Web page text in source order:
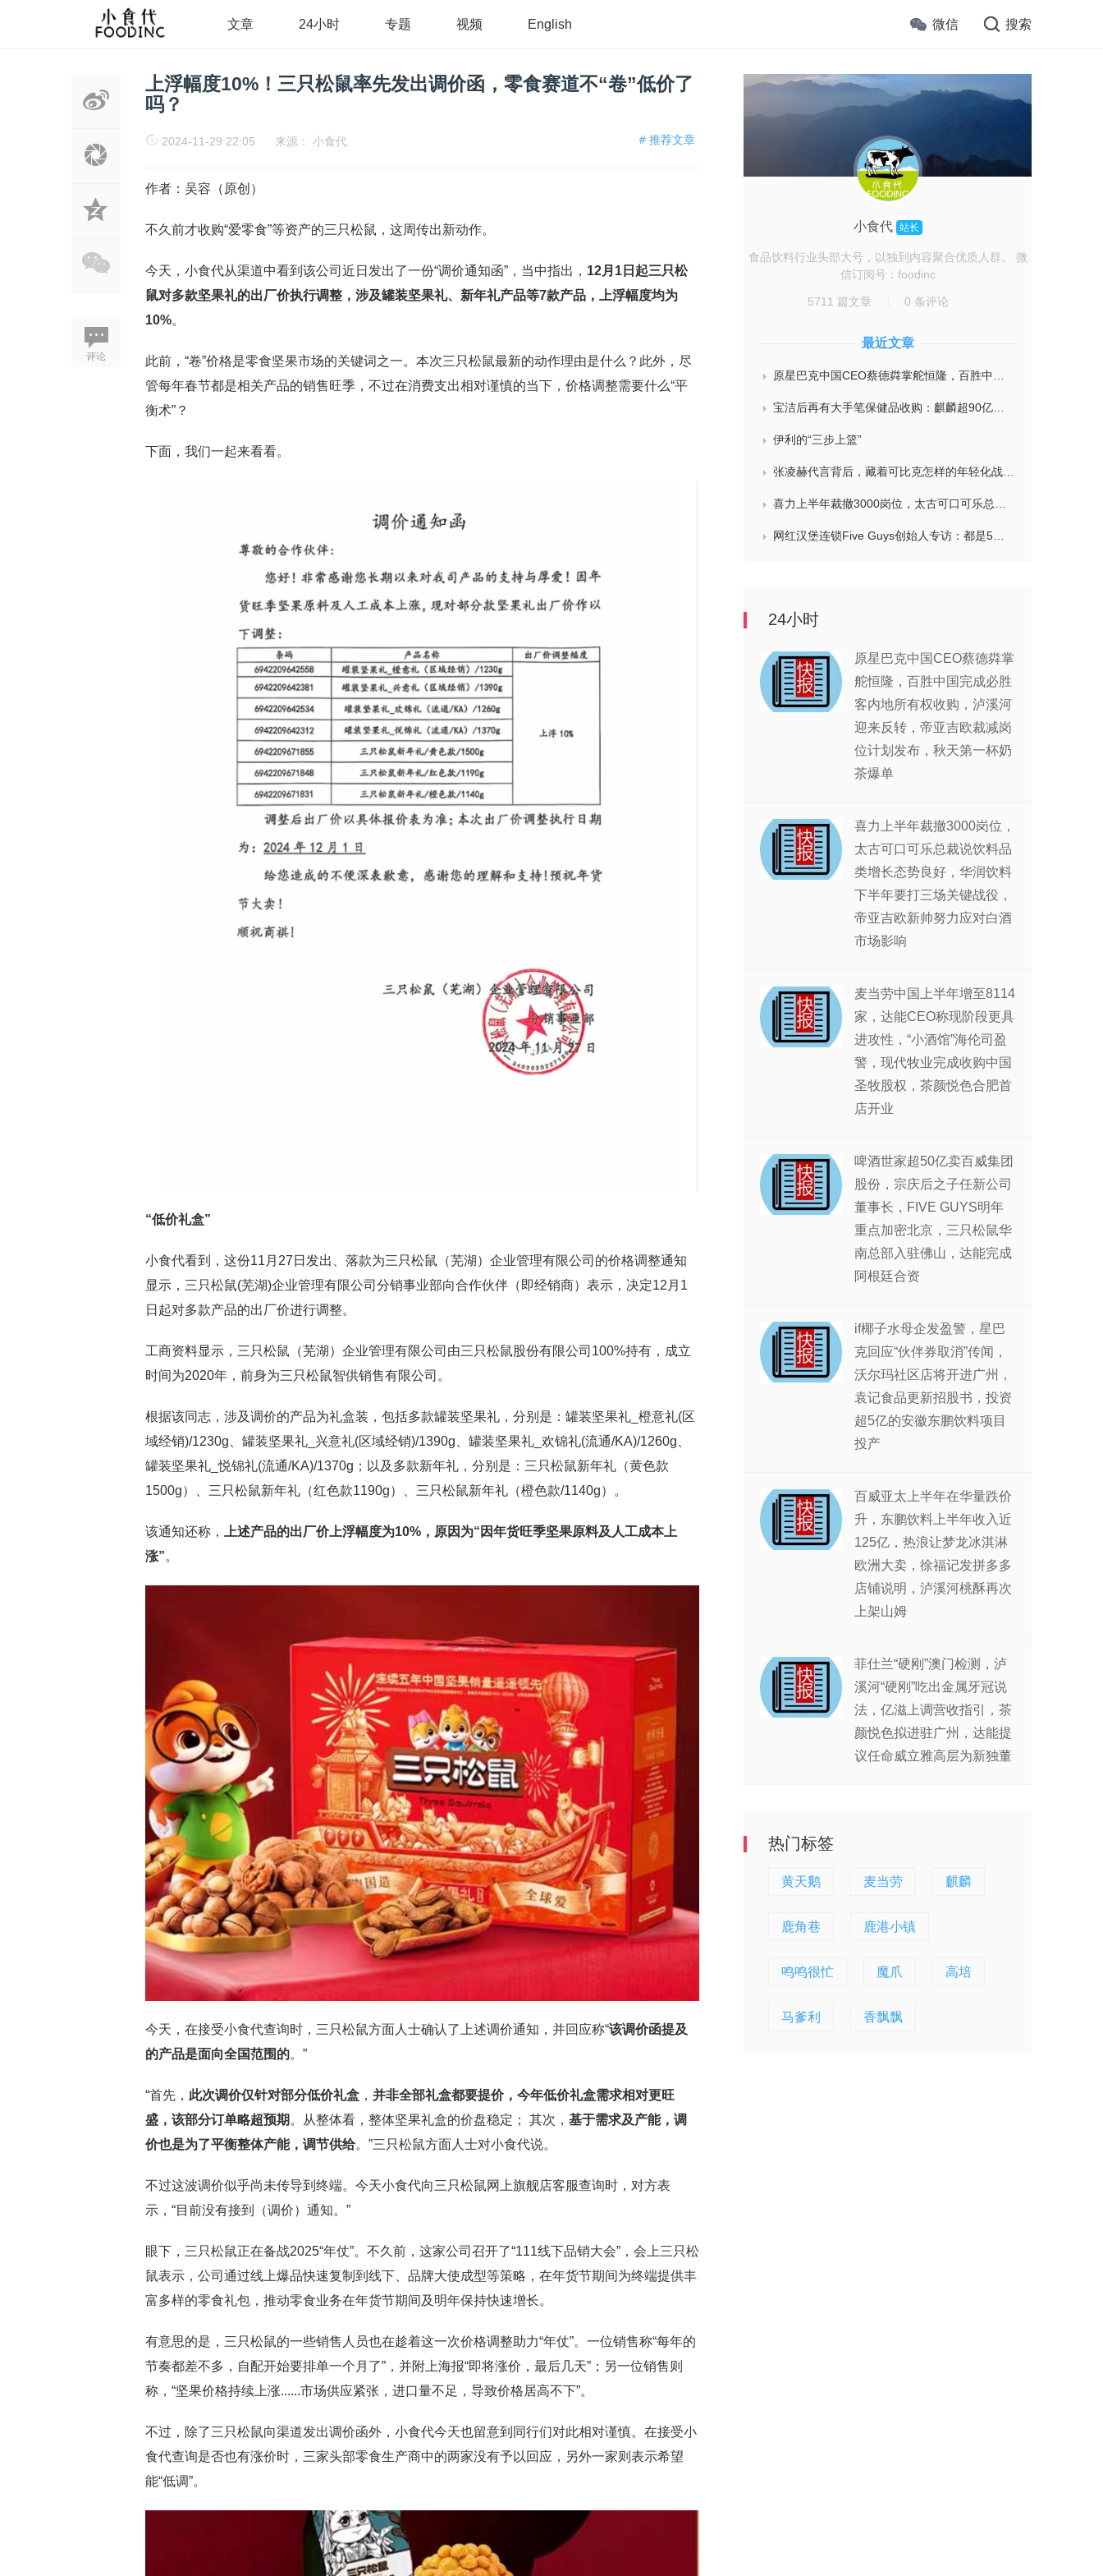
文章 24小时 专题 视频 English 微信 搜索
评论
上浮幅度10%！三只松鼠率先发出调价函，零食赛道不“卷”低价了
吗？
# 推荐文章
2024-11-29 22:05 来源： 小食代
作者：吴容（原创）
不久前才收购“爱零食”等资产的三只松鼠，这周传出新动作。
今天，小食代从渠道中看到该公司近日发出了一份“调价通知函”，当中指出， 12月1日起三只松
鼠对多款坚果礼的出厂价执行调整， 涉及罐装坚果礼、新年礼产品等7款产品，上浮幅度均为
10%。
此前，“卷”价格是零食坚果市场的关键词之一。本次三只松鼠最新的动作理由是什么？此外，尽
管每年春节都是相关产品的销售旺季，不过在消费支出相对谨慎的当下，价格调整需要什么“平
衡术”？
下面，我们一起来看看。
“低价礼盒”
小食代看到，这份11月27日发出、落款为三只松鼠（芜湖）企业管理有限公司的价格调整通知
显示，三只松鼠(芜湖)企业管理有限公司分销事业部向合作伙伴（即经销商）表示，决定12月1
日起对多款产品的出厂价进行调整。
工商资料显示，三只松鼠（芜湖）企业管理有限公司由三只松鼠股份有限公司100%持有，成立
时间为2020年，前身为三只松鼠智供销售有限公司。
根据该同志，涉及调价的产品为礼盒装，包括多款罐装坚果礼，分别是：罐装坚果礼_橙意礼(区
域经销)/1230g、罐装坚果礼_兴意礼(区域经销)/1390g、罐装坚果礼_欢锦礼(流通/KA)/1260g、
罐装坚果礼_悦锦礼(流通/KA)/1370g；以及多款新年礼，分别是：三只松鼠新年礼（黄色款
1500g）、三只松鼠新年礼（红色款1190g）、三只松鼠新年礼（橙色款/1140g）。
该通知还称，
上述产品的出厂价上浮幅度为10%，原因为“因年货旺季坚果原料及人工成本上
涨”。
今天，在接受小食代查询时，三只松鼠方面人士确认了上述调价通知，并回应称“该调价函提及
的产品是面向全国范围的。”
“首先， 此次调价仅针对部分低价礼盒 ， 并非全部礼盒都要提价，今年低价礼盒需求相对更旺
盛，该部分订单略超预期 。从整体看，整体坚果礼盒的价盘稳定； 其次， 基于需求及产能，调
价也是为了平衡整体产能，调节供给。”三只松鼠方面人士对小食代说。
不过这波调价似乎尚未传导到终端。今天小食代向三只松鼠网上旗舰店客服查询时，对方表
示，“目前没有接到（调价）通知。”
眼下，三只松鼠正在备战2025“年仗”。不久前，这家公司召开了“111线下品销大会”，会上三只松
鼠表示，公司通过线上爆品快速复制到线下、品牌大使成型等策略，在年货节期间为终端提供丰
富多样的零食礼包，推动零食业务在年货节期间及明年保持快速增长。
有意思的是，三只松鼠的一些销售人员也在趁着这一次价格调整助力“年仗”。一位销售称“每年的
节奏都差不多，自配开始要排单一个月了”，并附上海报“即将涨价，最后几天”；另一位销售则
称，“坚果价格持续上涨......市场供应紧张，进口量不足，导致价格居高不下”。
不过，除了三只松鼠向渠道发出调价函外，小食代今天也留意到同行们对此相对谨慎。在接受小
食代查询是否也有涨价时，三家头部零食生产商中的两家没有予以回应，另外一家则表示希望
能“低调”。
小食代 站长
食品饮料行业头部大号，以独到内容聚合优质人群。 微
信订阅号：foodinc
5711 篇文章 0 条评论
最近文章
原星巴克中国CEO蔡德粦掌舵恒隆，百胜中国完成必胜客内地所有权收购，泸溪河迎来反转，帝亚吉欧裁减岗位计划发布，秋天第一杯奶茶爆单
宝洁后再有大手笔保健品收购：麒麟超90亿拿下健美生，在华已入驻山姆和开市客等多渠道，为何超300亿资本一周内“疯抢”VMS？
伊利的“三步上篮”
张凌赫代言背后，藏着可比克怎样的年轻化战略？
喜力上半年裁撤3000岗位，太古可口可乐总裁说饮料品类增长态势良好，华润饮料下半年要打三场关键战役，帝亚吉欧新帅努力应对白酒市场影响
网红汉堡连锁Five Guys创始人专访：都是5个儿子和妻子在打理，绝不会与麦当劳正面竞争，要公司上市或卖盘的建议不时出现
24小时
原星巴克中国CEO蔡德粦掌
舵恒隆，百胜中国完成必胜
客内地所有权收购，泸溪河
迎来反转，帝亚吉欧裁减岗
位计划发布，秋天第一杯奶
茶爆单
喜力上半年裁撤3000岗位，
太古可口可乐总裁说饮料品
类增长态势良好，华润饮料
下半年要打三场关键战役，
帝亚吉欧新帅努力应对白酒
市场影响
麦当劳中国上半年增至8114
家，达能CEO称现阶段更具
进攻性，“小酒馆”海伦司盈
警，现代牧业完成收购中国
圣牧股权，茶颜悦色合肥首
店开业
啤酒世家超50亿卖百威集团
股份，宗庆后之子任新公司
董事长，FIVE GUYS明年
重点加密北京，三只松鼠华
南总部入驻佛山，达能完成
阿根廷合资
if椰子水母企发盈警，星巴
克回应“伙伴券取消”传闻，
沃尔玛社区店将开进广州，
袁记食品更新招股书，投资
超5亿的安徽东鹏饮料项目
投产
百威亚太上半年在华量跌价
升，东鹏饮料上半年收入近
125亿，热浪让梦龙冰淇淋
欧洲大卖，徐福记发拼多多
店铺说明，泸溪河桃酥再次
上架山姆
菲仕兰“硬刚”澳门检测，泸
溪河“硬刚”吃出金属牙冠说
法，亿滋上调营收指引，茶
颜悦色拟进驻广州，达能提
议任命威立雅高层为新独董
热门标签
黄天鹅 麦当劳 麒麟
鹿角巷 鹿港小镇
鸣鸣很忙 魔爪 高培
马爹利 香飘飘